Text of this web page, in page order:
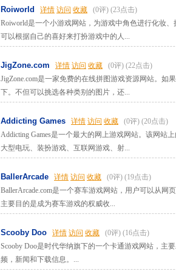
Roiworld 详情 访问 收藏 (0评) (23点击)
Roiworld是一个小游戏网站，为游戏中角色进行化妆
可以根据自己的喜好来打扮游戏中的人...
JigZone.com 详情 访问 收藏 (0评) (22点击)
JigZone.com是一家免费的在线拼图游戏资源网站。如
下。不但可以挑选各种类别的图片，还...
Addicting Games 详情 访问 收藏 (0评) (20点击)
Addicting Games是一个最大的网上游戏网站。该网站
大型电玩、装扮游戏、互联网游戏、射...
BallerArcade 详情 访问 收藏 (0评) (19点击)
BallerArcade.com是一个赛车游戏网站，用户可以从网
主要目的是成为赛车游戏的权威收...
Scooby Doo 详情 访问 收藏 (0评) (16点击)
Scooby Doo是时代华纳旗下的一个卡通游戏网站，主
频，新闻和下载信息。...